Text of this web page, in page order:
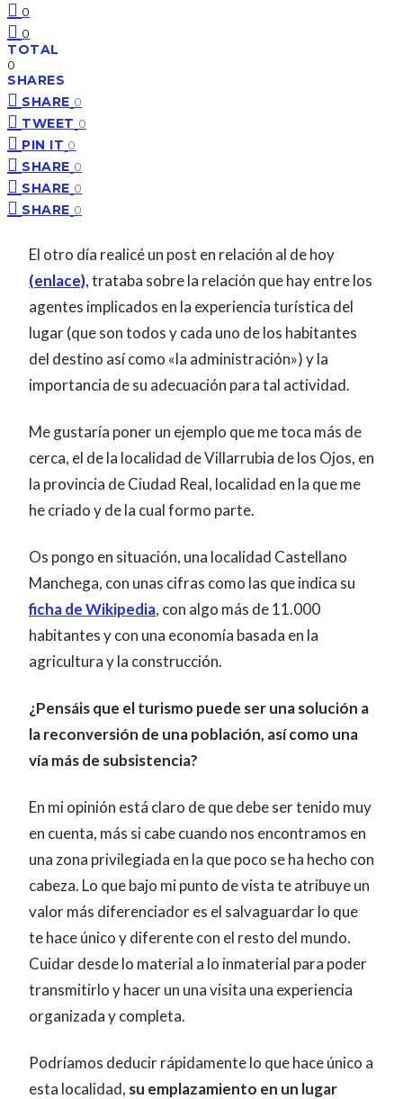
0
0
TOTAL
0
SHARES
SHARE 0
TWEET 0
PIN IT 0
SHARE 0
SHARE 0
SHARE 0
El otro día realicé un post en relación al de hoy
(enlace), trataba sobre la relación que hay entre los
agentes implicados en la experiencia turística del
lugar (que son todos y cada uno de los habitantes
del destino así como «la administración») y la
importancia de su adecuación para tal actividad.
Me gustaría poner un ejemplo que me toca más de
cerca, el de la localidad de Villarrubia de los Ojos, en
la provincia de Ciudad Real, localidad en la que me
he criado y de la cual formo parte.
Os pongo en situación, una localidad Castellano
Manchega, con unas cifras como las que indica su
ficha de Wikipedia, con algo más de 11.000
habitantes y con una economía basada en la
agricultura y la construcción.
¿Pensáis que el turismo puede ser una solución a
la reconversión de una población, así como una
vía más de subsistencia?
En mi opinión está claro de que debe ser tenido muy
en cuenta, más si cabe cuando nos encontramos en
una zona privilegiada en la que poco se ha hecho con
cabeza. Lo que bajo mi punto de vista te atribuye un
valor más diferenciador es el salvaguardar lo que
te hace único y diferente con el resto del mundo.
Cuidar desde lo material a lo inmaterial para poder
transmitirlo y hacer un una visita una experiencia
organizada y completa.
Podríamos deducir rápidamente lo que hace único a
esta localidad, su emplazamiento en un lugar